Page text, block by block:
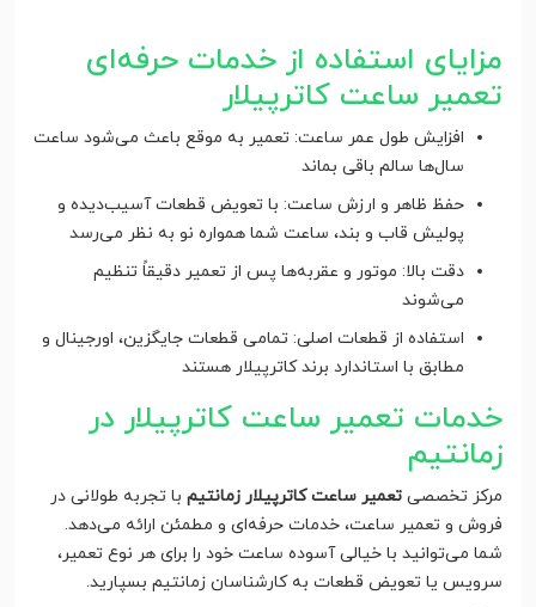
مزایای استفاده از خدمات حرفه‌ای
تعمیر ساعت کاترپیلار
افزایش طول عمر ساعت: تعمیر به موقع باعث می‌شود ساعت
سال‌ها سالم باقی بماند
حفظ ظاهر و ارزش ساعت: با تعویض قطعات آسیب‌دیده و
پولیش قاب و بند، ساعت شما همواره نو به نظر می‌رسد
دقت بالا: موتور و عقربه‌ها پس از تعمیر دقیقاً تنظیم
می‌شوند
استفاده از قطعات اصلی: تمامی قطعات جایگزین، اورجینال و
مطابق با استاندارد برند کاترپیلار هستند
خدمات تعمیر ساعت کاترپیلار در
زمانتیم
مرکز تخصصی تعمیر ساعت کاترپیلار زمانتیم با تجربه طولانی در
فروش و تعمیر ساعت، خدمات حرفه‌ای و مطمئن ارائه می‌دهد.
شما می‌توانید با خیالی آسوده ساعت خود را برای هر نوع تعمیر،
سرویس یا تعویض قطعات به کارشناسان زمانتیم بسپارید.